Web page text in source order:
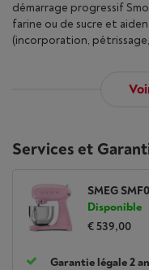
démarrage progressif
farine ou de sucre et
(incorporation,
Services et
SMEG
Disponible
€ 539,00
Garantie légale 2